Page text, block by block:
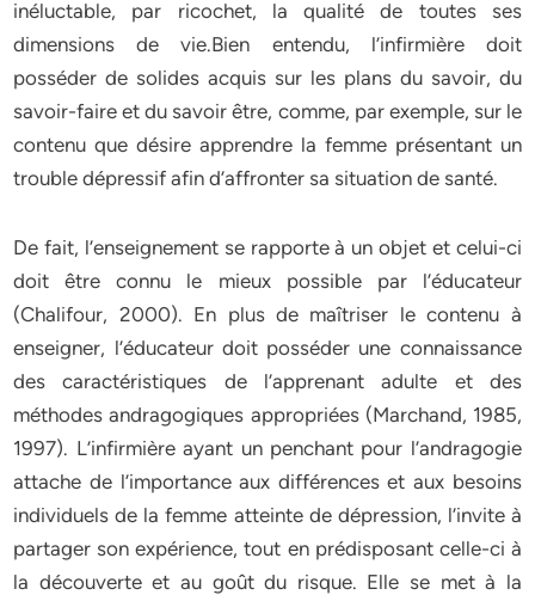
inéluctable, par ricochet, la qualité de toutes ses
dimensions de vie.Bien entendu, l’infirmière doit
posséder de solides acquis sur les plans du savoir, du
savoir-faire et du savoir être, comme, par exemple, sur le
contenu que désire apprendre la femme présentant un
trouble dépressif afin d’affronter sa situation de santé.
De fait, l’enseignement se rapporte à un objet et celui-ci
doit être connu le mieux possible par l’éducateur
(Chalifour, 2000). En plus de maîtriser le contenu à
enseigner, l’éducateur doit posséder une connaissance
des caractéristiques de l’apprenant adulte et des
méthodes andragogiques appropriées (Marchand, 1985,
1997). L’infirmière ayant un penchant pour l’andragogie
attache de l’importance aux différences et aux besoins
individuels de la femme atteinte de dépression, l’invite à
partager son expérience, tout en prédisposant celle-ci à
la découverte et au goût du risque. Elle se met à la